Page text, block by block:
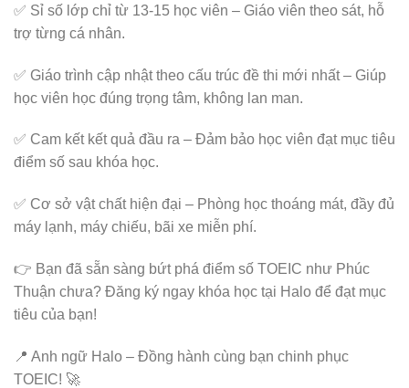
✅ Sỉ số lớp chỉ từ 13-15 học viên – Giáo viên theo sát, hỗ
trợ từng cá nhân.
✅ Giáo trình cập nhật theo cấu trúc đề thi mới nhất – Giúp
học viên học đúng trọng tâm, không lan man.
✅ Cam kết kết quả đầu ra – Đảm bảo học viên đạt mục tiêu
điểm số sau khóa học.
✅ Cơ sở vật chất hiện đại – Phòng học thoáng mát, đầy đủ
máy lạnh, máy chiếu, bãi xe miễn phí.
👉 Bạn đã sẵn sàng bứt phá điểm số TOEIC như Phúc
Thuận chưa? Đăng ký ngay khóa học tại Halo để đạt mục
tiêu của bạn!
📍 Anh ngữ Halo – Đồng hành cùng bạn chinh phục
TOEIC! 🚀